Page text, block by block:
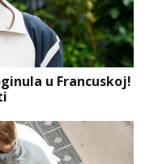
u Francuskoj!